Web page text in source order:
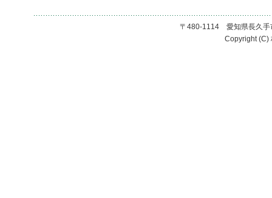
〒480-1114 愛知県長久手
Copyright (C)